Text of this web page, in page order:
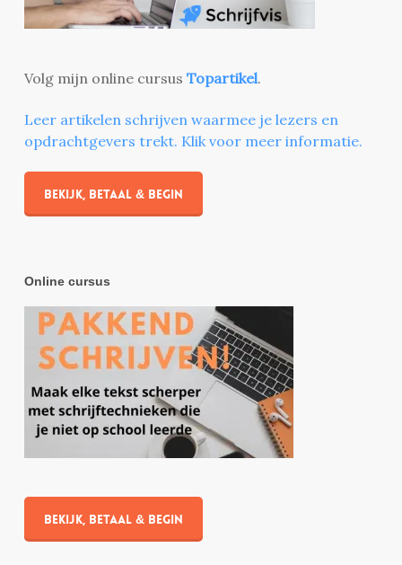
Volg mijn online cursus Topartikel.
Leer artikelen schrijven waarmee je lezers en
opdrachtgevers trekt. Klik voor meer informatie.
Bekijk, betaal & begin
Online cursus
Bekijk, betaal & begin